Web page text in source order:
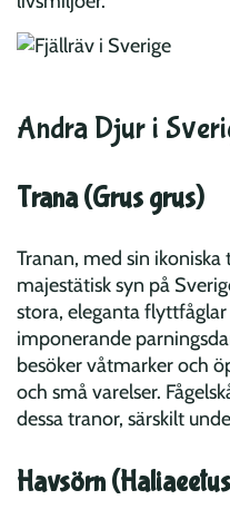
Andra Djur i
Trana (Grus grus)
Tranan, med sin
majestätisk syn på
stora, eleganta
imponerande
besöker våtmarker och
och små varelser.
dessa tranor, särskilt
Havsörn